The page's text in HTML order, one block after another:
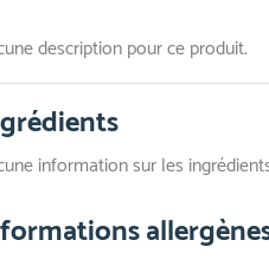
description pour ce produit.
information sur les